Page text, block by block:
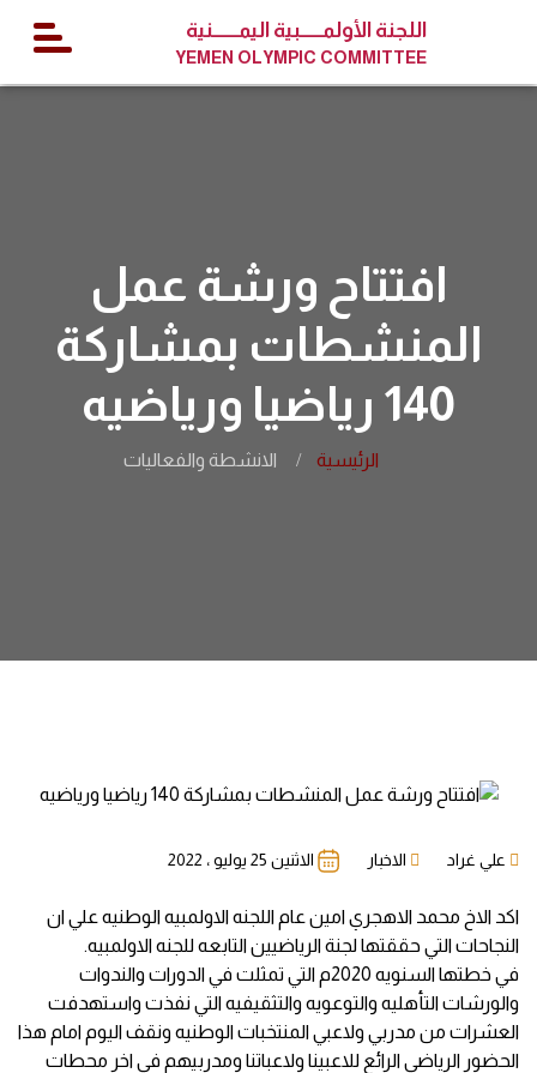
اللجنة الأولمــــــبية اليمـــــــنية
YEMEN OLYMPIC COMMITTEE
افتتاح ورشة عمل
المنشطات بمشاركة
140 رياضيا ورياضيه
الرئيسية الانشطة والفعاليات
علي غراد الاخبار الاثنين 25 يوليو ، 2022
اكد الاخ محمد الاهجري امين عام اللجنه الاولمبيه الوطنيه علي ان
النجاحات التي حققتها لجنة الرياضيين التابعه للجنه الاولمبيه.
في خطتها السنويه 2020م التي تمثلت في الدورات والندوات
والورشات التأهليه والتوعويه والتثقيفيه التي نفذت واستهدفت
العشرات من مدربي ولاعبي المنتخبات الوطنيه ونقف اليوم امام هذا
الحضور الرياضي الرائع للاعبينا ولاعباتنا ومدربيهم في اخر محطات